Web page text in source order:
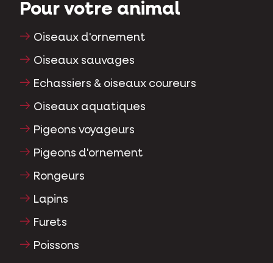
Pour votre animal
Oiseaux d'ornement
Oiseaux sauvages
Echassiers & oiseaux coureurs
Oiseaux aquatiques
Pigeons voyageurs
Pigeons d'ornement
Rongeurs
Lapins
Furets
Poissons